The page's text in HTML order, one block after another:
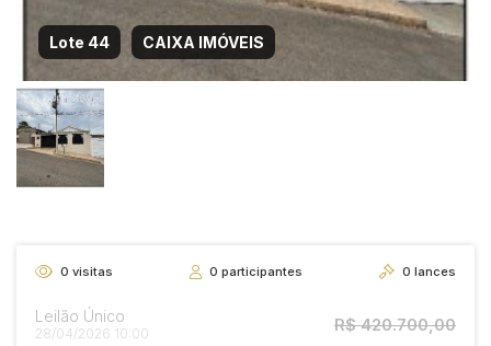
Lote 44 CAIXA IMÓVEIS
0 visitas 0 participantes 0 lances
Leilão Único
28/04/2026 10:00 R$ 420.700,00